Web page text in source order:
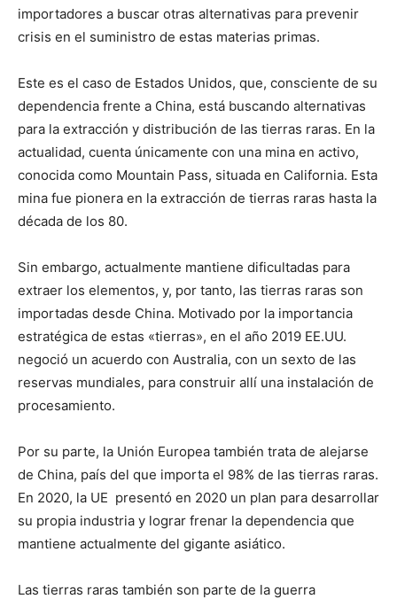
importadores a buscar otras alternativas para prevenir
crisis en el suministro de estas materias primas.
Este es el caso de Estados Unidos, que, consciente de su
dependencia frente a China, está buscando alternativas
para la extracción y distribución de las tierras raras. En la
actualidad, cuenta únicamente con una mina en activo,
conocida como Mountain Pass, situada en California. Esta
mina fue pionera en la extracción de tierras raras hasta la
década de los 80.
Sin embargo, actualmente mantiene dificultadas para
extraer los elementos, y, por tanto, las tierras raras son
importadas desde China. Motivado por la importancia
estratégica de estas «tierras», en el año 2019 EE.UU.
negoció un acuerdo con Australia, con un sexto de las
reservas mundiales, para construir allí una instalación de
procesamiento.
Por su parte, la Unión Europea también trata de alejarse
de China, país del que importa el 98% de las tierras raras.
En 2020, la UE presentó en 2020 un plan para desarrollar
su propia industria y lograr frenar la dependencia que
mantiene actualmente del gigante asiático.
Las tierras raras también son parte de la guerra